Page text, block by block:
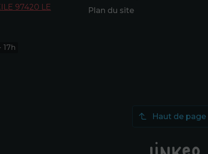
97420 LE
17h
Plan du site
Haut de page